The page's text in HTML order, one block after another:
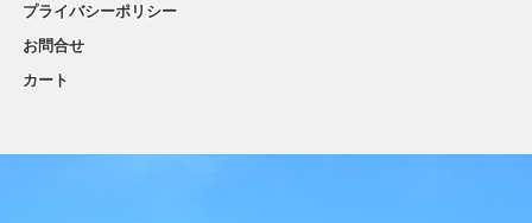
プライバシーポリシー
お問合せ
カート